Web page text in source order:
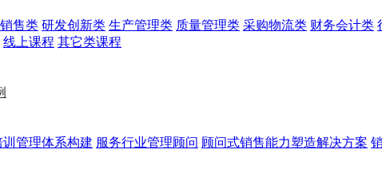
售类 研发创新类 生产管理类 质量管理类 采购物流类 财务会计类
线上课程 其它类课程
训管理体系构建 服务行业管理顾问 顾问式销售能力塑造解决方案